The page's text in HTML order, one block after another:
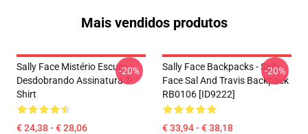
Mais vendidos produtos
Sally Face Mistério Escuro
Desdobrando Assinatura T-
Shirt
€ 24,38 - € 28,06
-20%
Sally Face Backpacks - Sally
Face Sal And Travis Backpack
RB0106 [ID9222]
€ 33,94 - € 38,18
-20%